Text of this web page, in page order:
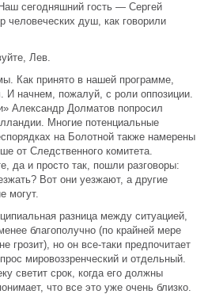
сегодняшний гость — Сергей
человеческих душ, как говорили
Лев.
Как принято в нашей программе,
И начнем, пожалуй, с роли оппозиции.
Александр Долматов попросил
Многие потенциальные
на Болотной также намерены
от Следственного комитета.
да и просто так, пошли разговоры:
Вот они уезжают, а другие
могут.
разница между ситуацией,
благополучно (по крайней мере
грозит), но он все-таки предпочитает
мировоззренческий и отдельный.
светит срок, когда его должны
что все это уже очень близко.